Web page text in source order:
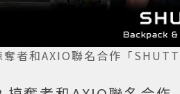
奪者和AXIO聯名合作「